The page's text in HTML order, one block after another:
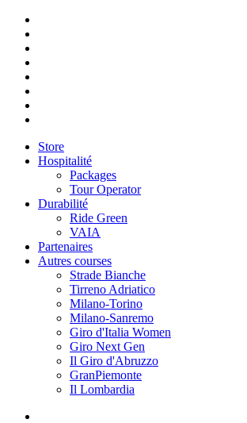
Store
Hospitalité
Packages
Tour Operator
Durabilité
Ride Green
VAIA
Partenaires
Autres courses
Strade Bianche
Tirreno Adriatico
Milano-Torino
Milano-Sanremo
Giro d'Italia Women
Giro Next Gen
Il Giro d'Abruzzo
GranPiemonte
Il Lombardia